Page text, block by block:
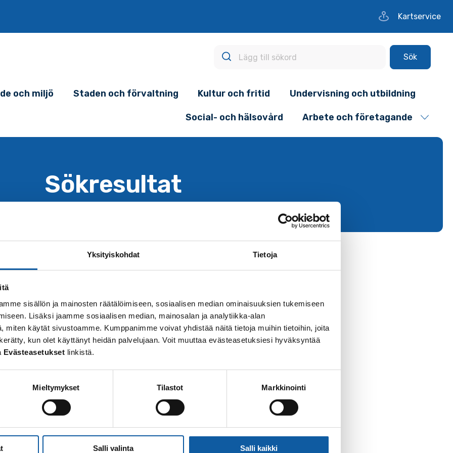
Yksityiskohdat Tietoja
sisällön ja mainosten räätälöimiseen, sosiaalisen median ominaisuuksien tukemiseen
Lisäksi jaamme sosiaalisen median, mainosalan ja analytiikka-alan
miten käytät sivustoamme. Kumppanimme voivat yhdistää näitä tietoja muihin tietoihin, joita
kun olet käyttänyt heidän palvelujaan. Voit muuttaa evästeasetuksiesi hyväksyntää
Evästeasetukset linkistä.
Mieltymykset Tilastot Markkinointi
Salli valinta Salli kaikki
Kartservice
Sök
och miljö Staden och förvaltning Kultur och fritid Undervisning och utbildning
Social- och hälsovård Arbete och företagande
Sökresultat
Din sökning gav inget resultat.